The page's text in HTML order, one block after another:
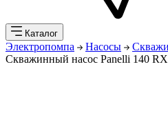
Каталог
Электропомпа Насосы
Скважинный насос Panelli 140